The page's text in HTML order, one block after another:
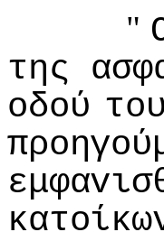
"
της
oδoύ τoυ